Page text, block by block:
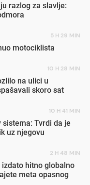
razlog za slavlje:
5 H 29 MIN
motociklista
10 H 28 MIN
na ulici u
skoro sat
10 H 41 MIN
Tvrdi da je
uz njegovu
2 H 48 MIN
hitno globalno
meta opasnog